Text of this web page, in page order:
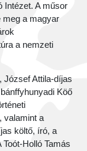
Intézet. A műsor
meg a magyar
a nemzeti
József Attila-díjas
Köő
valamint a
költő, író, a
Holló Tamás